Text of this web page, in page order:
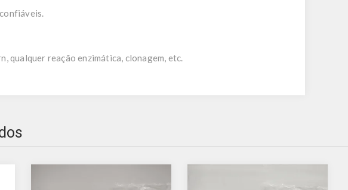
qualquer reação enzimática, clonagem, etc.